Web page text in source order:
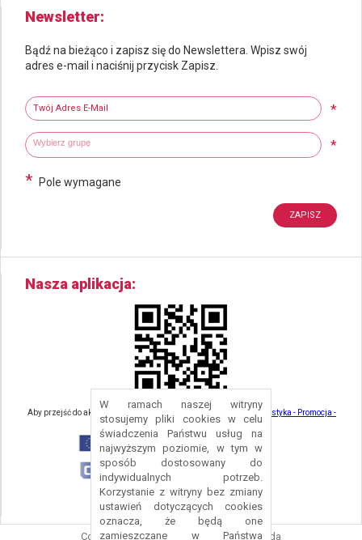
W ramach naszej witryny
stosujemy pliki cookies w celu
świadczenia Państwu usług na
najwyższym poziomie, w tym w
sposób dostosowany do
indywidualnych potrzeb.
Korzystanie z witryny bez zmiany
ustawień dotyczących cookies
oznacza, że będą one
zamieszczane w Państwa
Newsletter
Bądź na bieżąco i zapisz się do Newslettera. Wpisz swój
adres e-mail i naciśnij przycisk Zapisz.
Twój adres e-mail
*
Wybierz grupy tematyczne *
Wpisz wyszukiwaną fraze
* Pole wymagane
Nasza aplikacja
Aby przejść do aktualności związanych z turystyką - kliknij tu:
Turystyka - Promocja -
Strefa Turysty - Gmina Nowa Ruda
Copyright © 2016 Urząd Gminy Nowa Ruda